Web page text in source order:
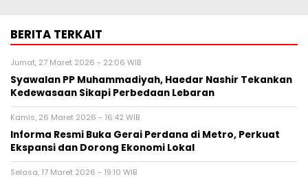
BERITA TERKAIT
Jumat, 27 Maret 2026 - 22:06 WIB
Syawalan PP Muhammadiyah, Haedar Nashir Tekankan
Kedewasaan Sikapi Perbedaan Lebaran
Kamis, 26 Maret 2026 - 16:42 WIB
Informa Resmi Buka Gerai Perdana di Metro, Perkuat
Ekspansi dan Dorong Ekonomi Lokal
Selasa, 17 Maret 2026 - 19:10 WIB